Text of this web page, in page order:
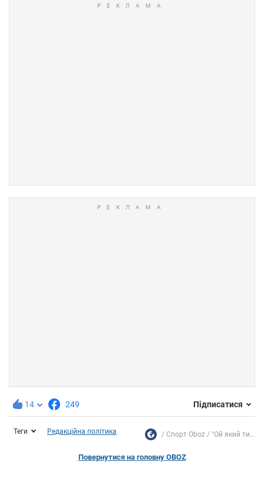
14 249 Підписатися
Теги Редакційна політика Спорт Oboz "Ой який ти...
Повернутися на головну OBOZ